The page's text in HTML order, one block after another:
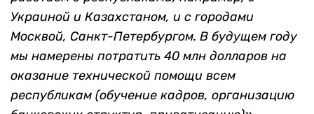
— Юридически СССР пока еще существует.
Экономически и политически его уже нет.
Единственная реальность, остающаяся от
это его долги и ядерное оружие. Я
выступаю за концентрацию и того и другого в
ответственных руках. Долг может быть